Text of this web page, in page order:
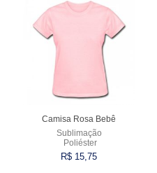
Camisa Rosa Bebê
Sublimação
Poliéster
R$ 15,75